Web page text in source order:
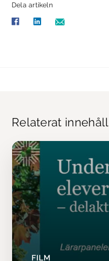
Dela artikeln
Relaterat innehåll
FILM